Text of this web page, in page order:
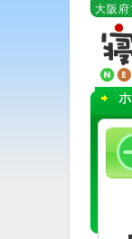
大阪
コ
ツ
へ
動